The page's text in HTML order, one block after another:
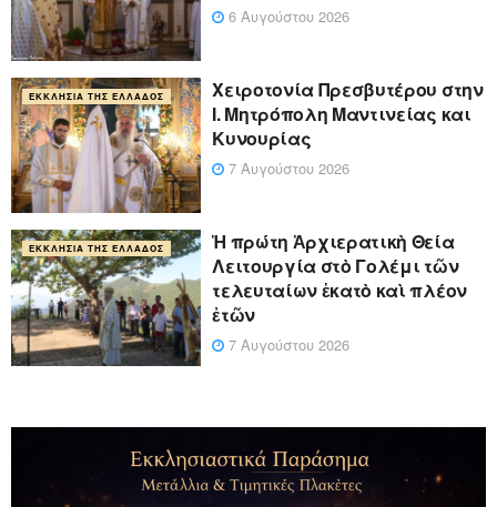
6 Αυγούστου 2026
ΕΚΚΛΗΣΊΑ ΤΗΣ ΕΛΛΆΔΟΣ
Xειροτονία Πρεσβυτέρου στην
Ι. Μητρόπολη Μαντινείας και
Κυνουρίας
7 Αυγούστου 2026
ΕΚΚΛΗΣΊΑ ΤΗΣ ΕΛΛΆΔΟΣ
Ἡ πρώτη Ἀρχιερατικὴ Θεία
Λειτουργία στὸ Γολέμι τῶν
τελευταίων ἑκατὸ καὶ πλέον
ἐτῶν
7 Αυγούστου 2026